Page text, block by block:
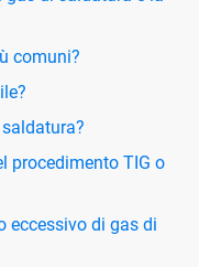
comuni?
procedimento TIG o
eccessivo di gas di